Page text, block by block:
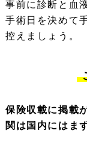
事前に診断と血
手術日を決めて
控えましょう。
保険収載に掲載
関は国内にはま